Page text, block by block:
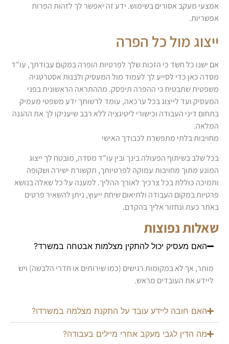
אמצעי מעקב אסורים בשימוש. ידע זה יאפשר לך לזהות הפרות
אפשריות.
ייצוג מול כל הפרה
אם ישנו כל חשד כי הזכות שלך לפרטיות הופרה במקום עבודתך, עו"ד
מסדה כאן כדי לסייע לך לעמוד מול המעסיק ולבנות אסטרטגיה
משפטית שתבטיח כי ההפרה תיפסק. מההתראה הראשונית בפני
המעסיק ועד לייצוג בכל ערכאה, עומד לרשותך ידע משפטי מעמיק
בתחום דיני העבודה וכישורי ליטיגציה ללא רבב שיעניקו לך את ההגנה
המלאה.
מחויבות בלתי מתפשרת לכבודך האישי
בכל שלב בשיתוף הפעולה בינך ובין עו"ד מסדה, מובטח לך ייצוג
המונע מתוך מחויבות עמוקה לפרטיותך, תקשורת ישירה ושקופה
ותמיכה כוללת בכל צרכיך לאורך ההליך. למענה על כל שאלה בנושא
פרטיות במקום העבודה ולתיאום שיחת ייעוץ, ניתן להשאיר פרטים
באתר כעת ונחזור אליך בהקדם.
שאלות נפוצות
האם מעסיק יכול להתקין מצלמות אבטחה במשרד?
מותר, אך לא במקומות רגישים (כמו שירותים או חדרי הלבשה) ויש
ליידע את העובדים מראש.
האם חובה ליידע עובד על התקנת מצלמה במשרדו?
מה הדין לגבי מעקב אחרי מיילים בעבודה?